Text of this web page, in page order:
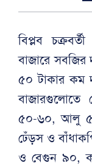
বিপ্লব
বাজারে সবজির
৫০ টাকার কম
৫০-৬০, আলু
ঢেঁড়স ও
ও বেগুন ৯০,